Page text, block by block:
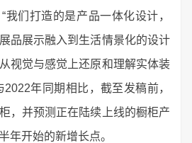
我们打造的是产品一体化设计，
品展示融入到生活情景化的设计
视觉与感觉上还原和理解实体装
年同期相比，截至发稿前，
，并预测正在陆续上线的橱柜产
年开始的新增长点。